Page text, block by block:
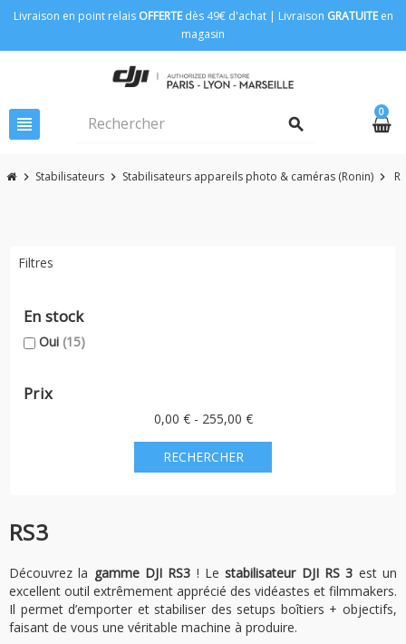
Livraison en point relais OFFERTEdès 49€ d'achat | Livraison GRATUITEen
magasin
view_headline search
0
chevron_right Stabilisateurs chevron_right Stabilisateurs appareils photo & caméras (Ronin) chevron_right
Filtres
En stock
Oui (15)
Prix
0,00 € - 255,00 €
RS3
Découvrez la gamme DJI RS3 ! Lestabilisateur DJI RS 3 est un
excellent outil extrêmement apprécié des vidéastes et filmmakers.
Il permet d’emporter et stabiliser des setups boîtiers + objectifs,
faisant de vous une véritable machine à produire.